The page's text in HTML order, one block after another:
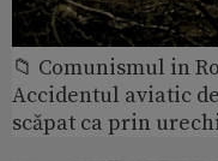
📁 Comunismul in
Accidentul aviatic
scăpat ca prin